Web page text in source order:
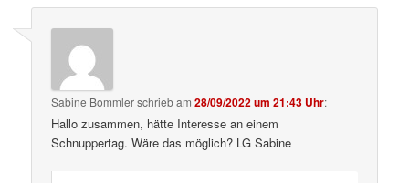
Sabine Bommlerschriebam28/09/2022 um 21:43 Uhr:
Hallo zusammen, hätte Interesse an einem
Schnuppertag. Wäre das möglich? LG Sabine